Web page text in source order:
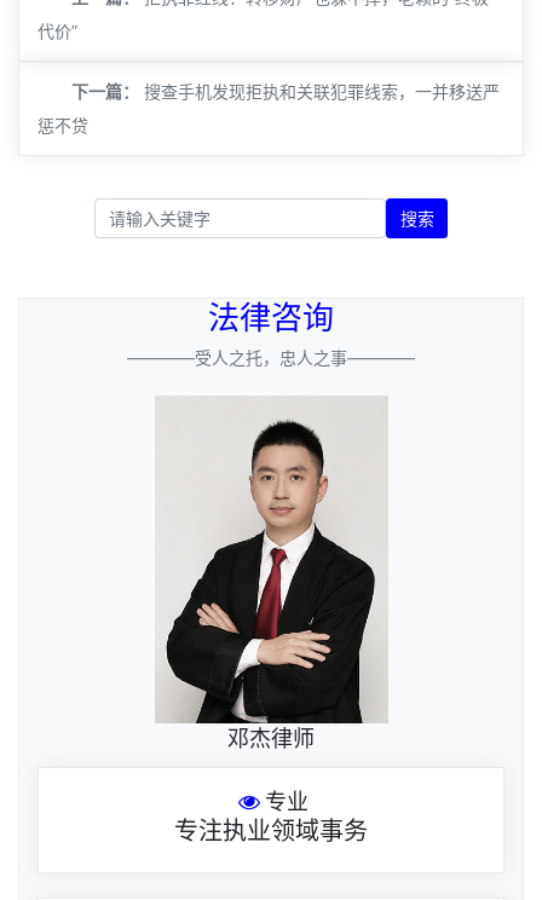
代价”
下一篇：
搜查手机发现拒执和关联犯罪线索，一并移送严
惩不贷
搜索
法律咨询
————受人之托，忠人之事————
邓杰律师
专业
专注执业领域事务